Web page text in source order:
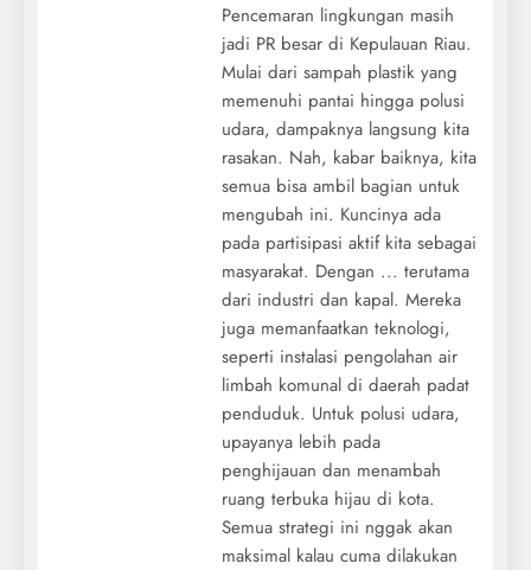
Pencemaran lingkungan masih
jadi PR besar di Kepulauan Riau.
Mulai dari sampah plastik yang
memenuhi pantai hingga polusi
udara, dampaknya langsung kita
rasakan. Nah, kabar baiknya, kita
semua bisa ambil bagian untuk
mengubah ini. Kuncinya ada
pada partisipasi aktif kita sebagai
masyarakat. Dengan ... terutama
dari industri dan kapal. Mereka
juga memanfaatkan teknologi,
seperti instalasi pengolahan air
limbah komunal di daerah padat
penduduk. Untuk polusi udara,
upayanya lebih pada
penghijauan dan menambah
ruang terbuka hijau di kota.
Semua strategi ini nggak akan
maksimal kalau cuma dilakukan